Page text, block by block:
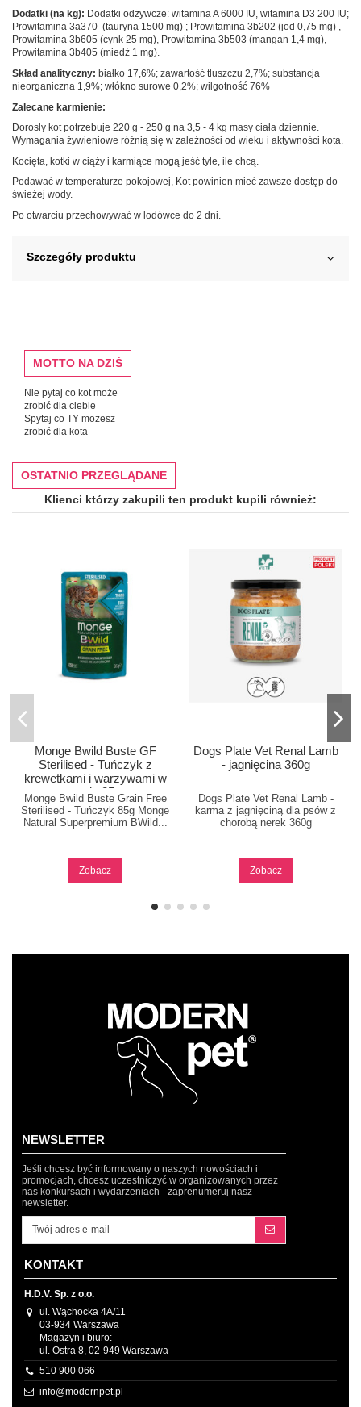
Dodatki (na kg): Dodatki odżywcze: witamina A 6000 IU, witamina D3 200 IU;
Prowitamina 3a370 (tauryna 1500 mg) ; Prowitamina 3b202 (jod 0,75 mg) ,
Prowitamina 3b605 (cynk 25 mg), Prowitamina 3b503 (mangan 1,4 mg),
Prowitamina 3b405 (miedź 1 mg).
Skład analityczny: białko 17,6%; zawartość tłuszczu 2,7%; substancja
nieorganiczna 1,9%; włókno surowe 0,2%; wilgotność 76%
Zalecane karmienie:
Dorosły kot potrzebuje 220 g - 250 g na 3,5 - 4 kg masy ciała dziennie.
Wymagania żywieniowe różnią się w zależności od wieku i aktywności kota.
Kocięta, kotki w ciąży i karmiące mogą jeść tyle, ile chcą.
Podawać w temperaturze pokojowej, Kot powinien mieć zawsze dostęp do
świeżej wody.
Po otwarciu przechowywać w lodówce do 2 dni.
Szczegóły produktu
MOTTO NA DZIŚ
Nie pytaj co kot może
zrobić dla ciebie
Spytaj co TY możesz
zrobić dla kota
OSTATNIO PRZEGLĄDANE
Klienci którzy zakupili ten produkt kupili również:
Monge Bwild Buste GF
Sterilised - Tuńczyk z
krewetkami i warzywami w
sosie 85g
Monge Bwild Buste Grain Free
Sterilised - Tuńczyk 85g Monge
Natural Superpremium BWild...
Zobacz
Dogs Plate Vet Renal Lamb
- jagnięcina 360g
Dogs Plate Vet Renal Lamb -
karma z jagnięciną dla psów z
chorobą nerek 360g
Zobacz
NEWSLETTER
Jeśli chcesz być informowany o naszych nowościach i
promocjach, chcesz uczestniczyć w organizowanych przez
nas konkursach i wydarzeniach - zaprenumeruj nasz
newsletter.
KONTAKT
H.D.V. Sp. z o.o.
ul. Wąchocka 4A/11
03-934 Warszawa
Magazyn i biuro:
ul. Ostra 8, 02-949 Warszawa
510 900 066
info@modernpet.pl